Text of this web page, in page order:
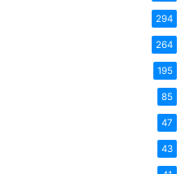
294
264
195
85
47
43